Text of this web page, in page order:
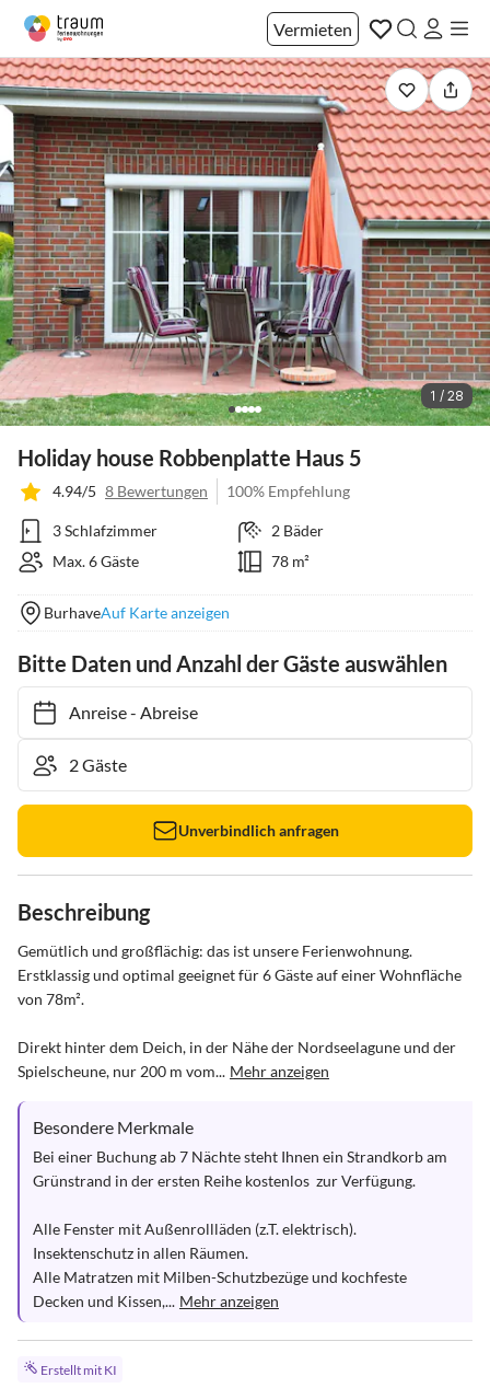
Vermieten
1 / 28
Holiday house Robbenplatte Haus 5
4.94/5 8 Bewertungen 100% Empfehlung
3 Schlafzimmer
2 Bäder
Max. 6 Gäste
78 m²
BurhaveAuf Karte anzeigen
Bitte Daten und Anzahl der Gäste auswählen
Anreise- Abreise
Unverbindlich anfragen
Beschreibung
Gemütlich und großflächig: das ist unsere Ferienwohnung.
Erstklassig und optimal geeignet für 6 Gäste auf einer Wohnfläche
von 78m².
Direkt hinter dem Deich, in der Nähe der Nordseelagune und der
Spielscheune, nur 200 m vom... Mehr anzeigen
Besondere Merkmale
Bei einer Buchung ab 7 Nächte steht Ihnen ein Strandkorb am
Grünstrand in der ersten Reihe kostenlos  zur Verfügung.
Alle Fenster mit Außenrollläden (z.T. elektrisch).
Insektenschutz in allen Räumen.
Alle Matratzen mit Milben-Schutzbezüge und kochfeste
Decken und Kissen,... Mehr anzeigen
Erstellt mit KI